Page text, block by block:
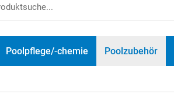
Poolpflege/-chemie Poolzubehör